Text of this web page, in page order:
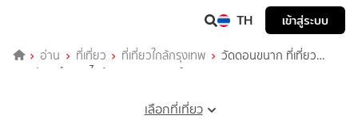
TH เข้าสู่ระบบ
อ่าน ที่เที่ยว ที่เที่ยวใกล้กรุงเทพ
วัดดอนขนาก ที่เที่ยว
นครปฐม ทำบุญ ไหว้พระนอน ชมองค์พญานาค
เลือกที่เที่ยว